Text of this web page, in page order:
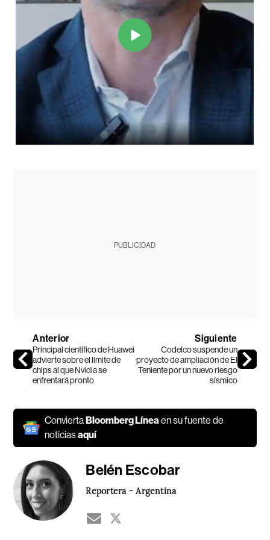
PUBLICIDAD
Anterior
Principal científico de Huawei
advierte sobre el límite de
chips al que Nvidia se
enfrentará pronto
Siguiente
Codelco suspende un
proyecto de ampliación de El
Teniente por un nuevo riesgo
sísmico
ConviertaBloomberg Líneaen su fuente de
noticiasaquí
Belén Escobar
Reportera - Argentina